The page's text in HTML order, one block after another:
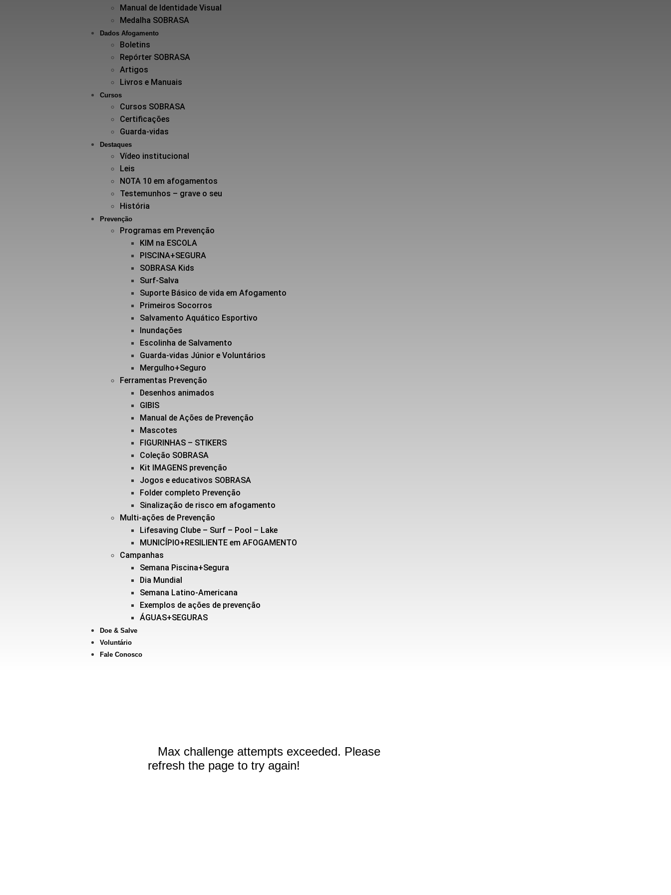
Manual de Identidade Visual
Medalha SOBRASA
Dados Afogamento
Boletins
Repórter SOBRASA
Artigos
Livros e Manuais
Cursos
Cursos SOBRASA
Certificações
Guarda-vidas
Destaques
Vídeo institucional
Leis
NOTA 10 em afogamentos
Testemunhos – grave o seu
História
Prevenção
Programas em Prevenção
KIM na ESCOLA
PISCINA+SEGURA
SOBRASA Kids
Surf-Salva
Suporte Básico de vida em Afogamento
Primeiros Socorros
Salvamento Aquático Esportivo
Inundações
Escolinha de Salvamento
Guarda-vidas Júnior e Voluntários
Mergulho+Seguro
Ferramentas Prevenção
Desenhos animados
GIBIS
Manual de Ações de Prevenção
Mascotes
FIGURINHAS – STIKERS
Coleção SOBRASA
Kit IMAGENS prevenção
Jogos e educativos SOBRASA
Folder completo Prevenção
Sinalização de risco em afogamento
Multi-ações de Prevenção
Lifesaving Clube – Surf – Pool – Lake
MUNICÍPIO+RESILIENTE em AFOGAMENTO
Campanhas
Semana Piscina+Segura
Dia Mundial
Semana Latino-Americana
Exemplos de ações de prevenção
ÁGUAS+SEGURAS
Doe & Salve
Voluntário
Fale Conosco